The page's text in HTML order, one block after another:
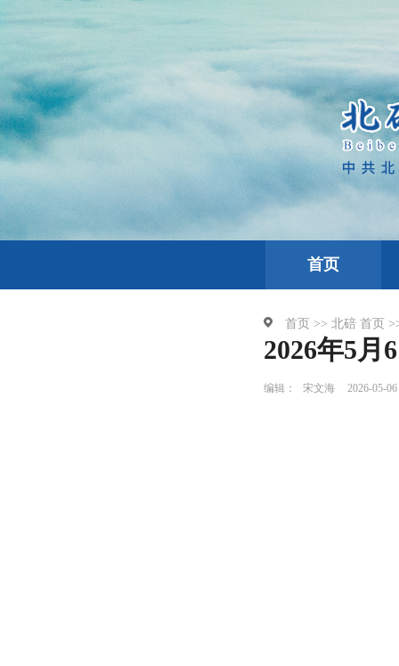
首页
首页 >> 北碚 首页
2026年5月
编辑： 宋文海 2026-05-